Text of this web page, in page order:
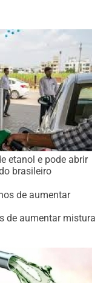
etanol e pode abrir
brasileiro
de aumentar mistura